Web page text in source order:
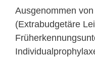
Ausgenommen
(Extrabudgetäre